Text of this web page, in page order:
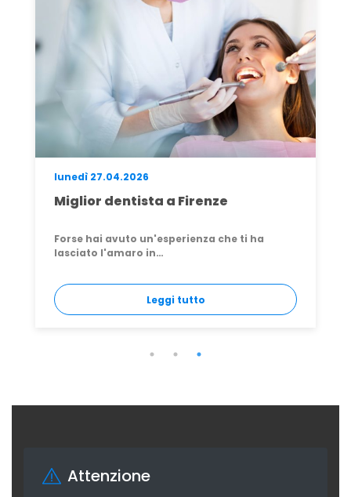
che ti ha
Turismo Dentale in Croazia:
Il turismo dentale in Croazia è da
Leggi tutto
Attenzione